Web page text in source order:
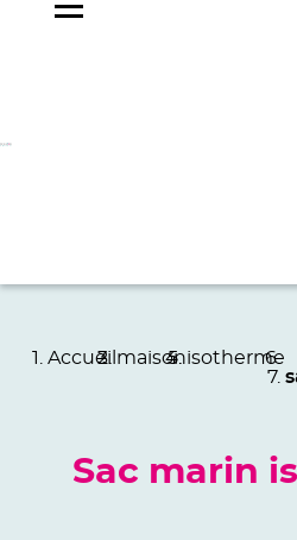
Accueil maisonisotherme
Sac marin